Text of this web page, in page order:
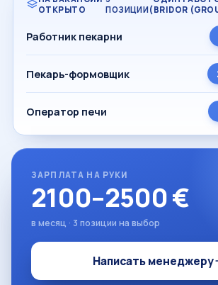
ОТКРЫТО
ПОЗИЦИИ(BRIDOR
Работник пекарни
Пекарь-формовщик
Оператор печи
ЗАРПЛАТА НА РУКИ
2100–2500 €
в месяц · 3 позиции на выбор
Написать менеджеру